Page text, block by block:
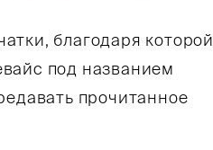
благодаря которой
под названием
прочитанное